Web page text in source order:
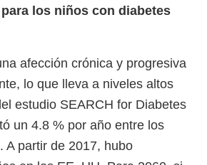
los niños con diabetes
afección crónica y progresiva
lo que lleva a niveles altos
estudio SEARCH for Diabetes
un 4.8 % por año entre los
A partir de 2017, hubo